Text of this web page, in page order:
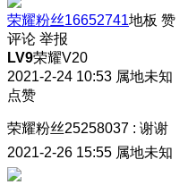
荣耀粉丝16652741地板 赞
评论 举报
LV9荣耀V20
2021-2-24 10:53 属地未知
点赞
荣耀粉丝25258037 : 谢谢
2021-2-26 15:55 属地未知